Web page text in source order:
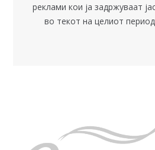
реклами кои ја задржуваат
во текот на целиот